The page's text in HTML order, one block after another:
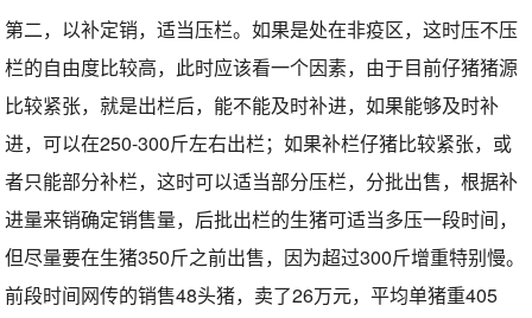
第二，以补定销，适当压栏。如果是处在非疫区，这时压不压
栏的自由度比较高，此时应该看一个因素，由于目前仔猪猪源
比较紧张，就是出栏后，能不能及时补进，如果能够及时补
进，可以在250-300斤左右出栏；如果补栏仔猪比较紧张，或
者只能部分补栏，这时可以适当部分压栏，分批出售，根据补
进量来销确定销售量，后批出栏的生猪可适当多压一段时间，
但尽量要在生猪350斤之前出售，因为超过300斤增重特别慢。
前段时间网传的销售48头猪，卖了26万元，平均单猪重405